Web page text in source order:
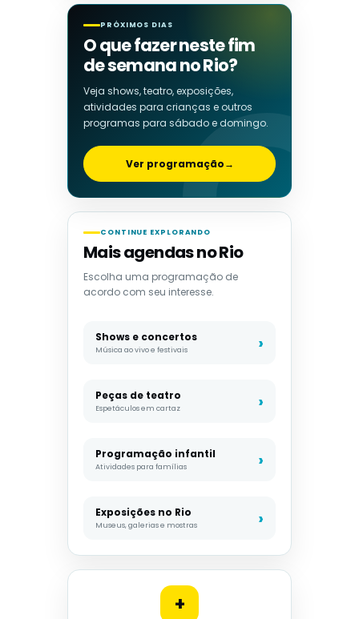
PRÓXIMOS DIAS
O que fazer neste fim
de semana no Rio?
Veja shows, teatro, exposições,
atividades para crianças e outros
programas para sábado e domingo.
Ver programação→
CONTINUE EXPLORANDO
Mais agendas no Rio
Escolha uma programação de
acordo com seu interesse.
Shows e concertos
Música ao vivo e festivais
Peças de teatro
Espetáculos em cartaz
Programação infantil
Atividades para famílias
Exposições no Rio
Museus, galerias e mostras
+